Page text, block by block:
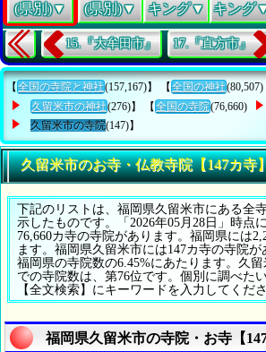
(県別)▼
(県別)▼
キング▼
キング
15.『大牟田市』 17.『直方市』
【 全国の寺院と神社(157,167)】 【 全国の神社(80,507)
久留米市の神社(276)】 【 全国の寺院(76,660)
久留米市の寺院(147)】
久留米市のお寺・仏教寺院【147カ寺
下記のリストは、福岡県久留米市にある全
示したものです。「2026年05月28日」時点
76,660カ寺の寺院があります。福岡県には
ます。福岡県久留米市には147カ寺の寺院が
福岡県の寺院数の6.45%にあたります。久
での寺院数は、第76位です。個別に調べた
【全文検索】にキーワードを入力してくださ
福岡県久留米市の寺院・お寺【